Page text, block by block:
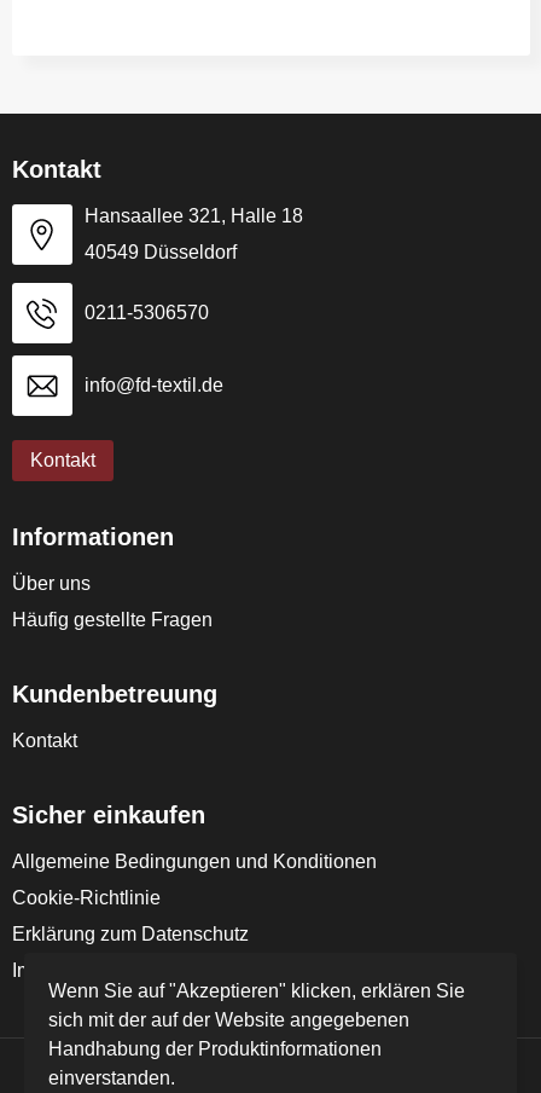
Kontakt
Hansaallee 321, Halle 18
40549 Düsseldorf
0211-5306570
info@fd-textil.de
Kontakt
Informationen
Über uns
Häufig gestellte Fragen
Kundenbetreuung
Kontakt
Sicher einkaufen
Allgemeine Bedingungen und Konditionen
Cookie-Richtlinie
Erklärung zum Datenschutz
Impressum
© Copyright FD Textil GmbH & Co. KG 2024
Wenn Sie auf "Akzeptieren" klicken, erklären Sie
sich mit der auf der Website angegebenen
Handhabung der Produktinformationen
einverstanden.